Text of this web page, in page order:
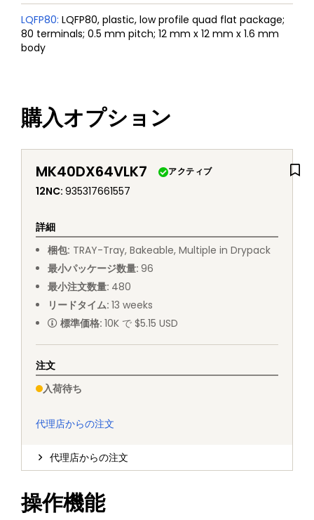
LQFP80: LQFP80, plastic, low profile quad flat package;
80 terminals; 0.5 mm pitch; 12 mm x 12 mm x 1.6 mm
body
購入オプション
MK40DX64VLK7 アクティブ
12NC: 935317661557
詳細
梱包: TRAY-Tray, Bakeable, Multiple in Drypack
最小パッケージ数量: 96
最小注文数量: 480
リードタイム: 13 weeks
標準価格: 10K で $5.15 USD
注文
入荷待ち
代理店からの注文
代理店からの注文
操作機能